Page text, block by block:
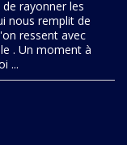
rayonner les
nous remplit de
ressent avec
. Un moment à
...